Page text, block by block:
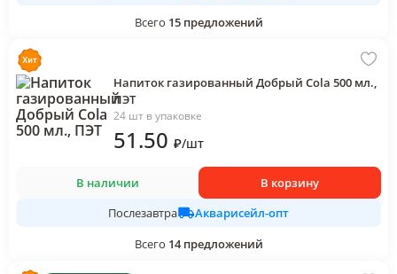
Всего 15 предложений
Напиток газированный Добрый Cola 500 мл.,
ПЭТ
24 шт в упаковке
51.50 ₽/шт
В наличии
В корзину
Послезавтра
Акварисейл-опт
Всего 14 предложений